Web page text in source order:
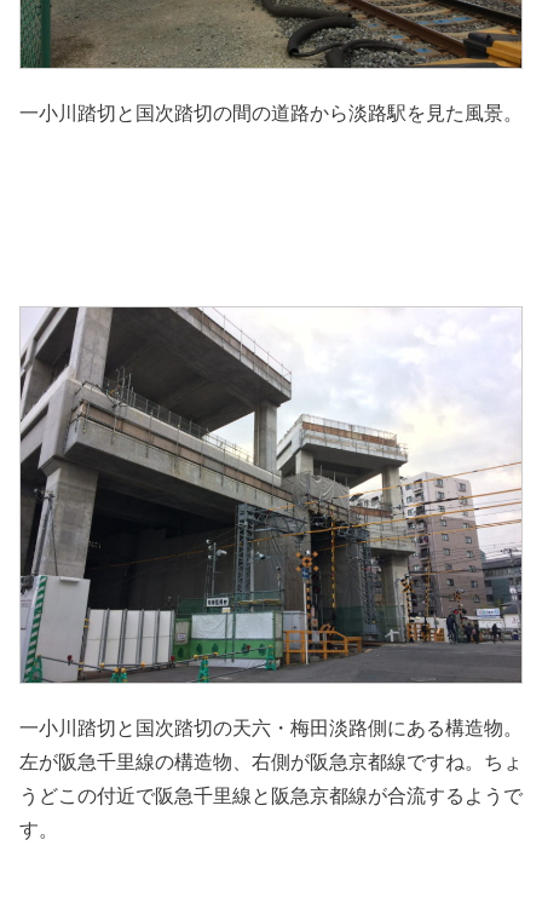
一小川踏切と国次踏切の間の道路から淡路駅を見た風景。
一小川踏切と国次踏切の天六・梅田淡路側にある構造物。
左が阪急千里線の構造物、右側が阪急京都線ですね。ちょ
うどこの付近で阪急千里線と阪急京都線が合流するようで
す。